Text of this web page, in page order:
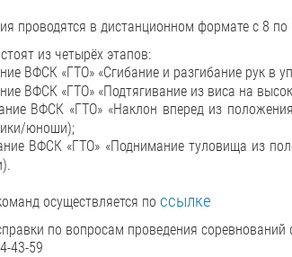
проводятся в дистанционном формате с 8 по
из четырёх этапов:
ВФСК «ГТО» «Сгибание и разгибание рук в
ВФСК «ГТО» «Подтягивание из виса на
ВФСК «ГТО» «Наклон вперед из
юноши);
ВФСК «ГТО» «Поднимание туловища из
осуществляется по ссылке
по вопросам проведения
43-59